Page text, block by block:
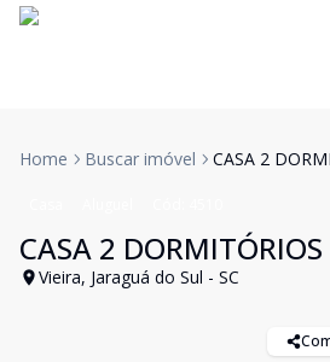
Home Buscar imóvel CASA 2
CASA 2 DORMITÓRIOS
Vieira, Jaraguá do Sul - SC